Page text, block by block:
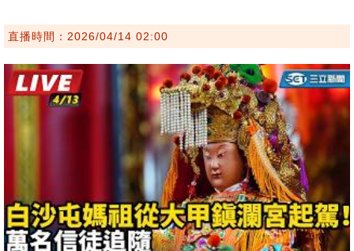
直播時間：2026/04/14 02:00